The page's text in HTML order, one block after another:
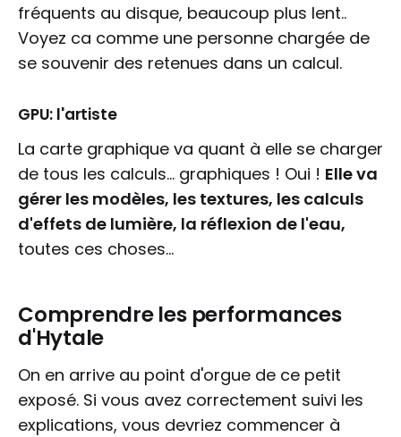
fréquents au disque, beaucoup plus lent..
Voyez ca comme une personne chargée de
se souvenir des retenues dans un calcul.
GPU: l'artiste
La carte graphique va quant à elle se charger
de tous les calculs... graphiques ! Oui ! Elle va
gérer les modèles, les textures, les calculs
d'effets de lumière, la réflexion de l'eau,
toutes ces choses...
Comprendre les performances
d'Hytale
On en arrive au point d'orgue de ce petit
exposé. Si vous avez correctement suivi les
explications, vous devriez commencer à